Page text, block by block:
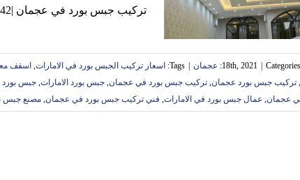
تركيب جبس بورد في عجمان |0544026642| اسقف مستعارة توافر معايير اساسية للنجاح في شركه تركيب
Categories: عجمان Tags: اسعار تركيب الجبس بورد في الامارات, اسقف
, تركيب جبس بورد عجمان, تركيب جبس بورد في عجمان, جبس بورد الامارات, جبس
عجمان, عمال جبس بورد في الامارات, فني تركيب جبس بورد في عجمان, مصنع جبس